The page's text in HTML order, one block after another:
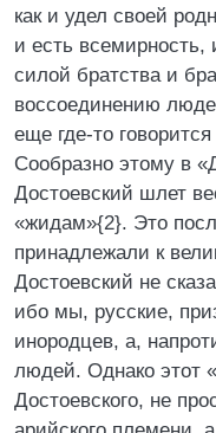
как и удел своей
и есть всемирность,
силой братства и
воссоединению
еще где-то
Сообразно этому в
Достоевский шлет
«жидам»{2}. Это
принадлежали к
Достоевский не
ибо мы, русские,
инородцев, а,
людей. Однако этот
Достоевского, не